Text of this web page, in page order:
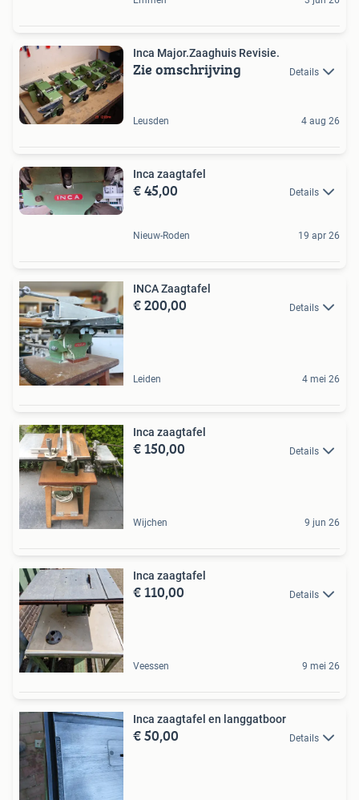
Inca Major.Zaaghuis Revisie.
Zie omschrijving Details
Leusden 4 aug 26
Inca zaagtafel
€ 45,00 Details
Nieuw-Roden 19 apr 26
INCA Zaagtafel
€ 200,00 Details
Leiden 4 mei 26
Inca zaagtafel
€ 150,00 Details
Wijchen 9 jun 26
Inca zaagtafel
€ 110,00 Details
Veessen 9 mei 26
Inca zaagtafel en langgatboor
€ 50,00 Details